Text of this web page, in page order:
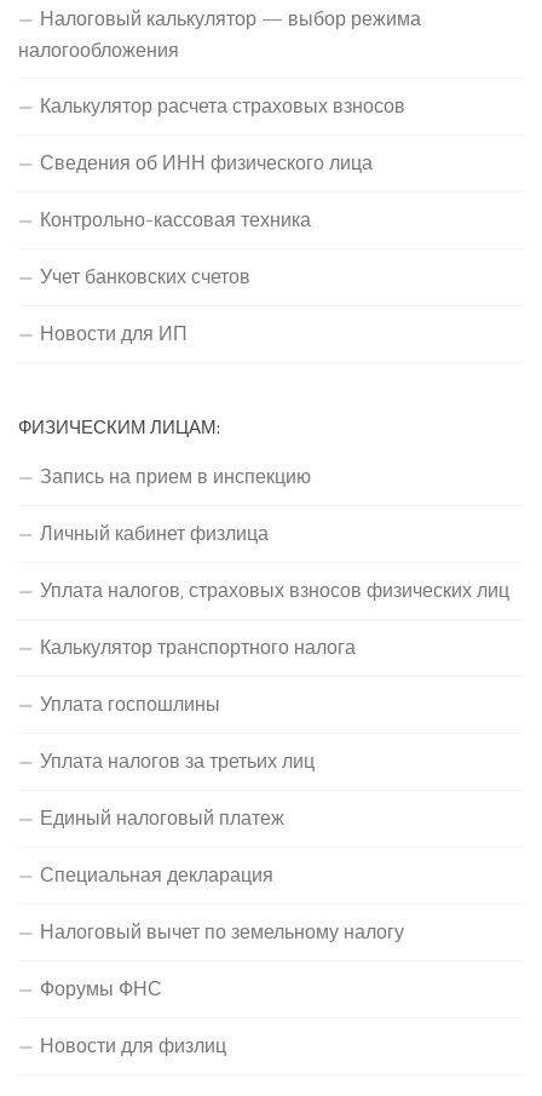
Налоговый калькулятор — выбор режима
налогообложения
Калькулятор расчета страховых взносов
Сведения об ИНН физического лица
Контрольно-кассовая техника
Учет банковских счетов
Новости для ИП
ФИЗИЧЕСКИМ ЛИЦАМ:
Запись на прием в инспекцию
Личный кабинет физлица
Уплата налогов, страховых взносов физических лиц
Калькулятор транспортного налога
Уплата госпошлины
Уплата налогов за третьих лиц
Единый налоговый платеж
Специальная декларация
Налоговый вычет по земельному налогу
Форумы ФНС
Новости для физлиц